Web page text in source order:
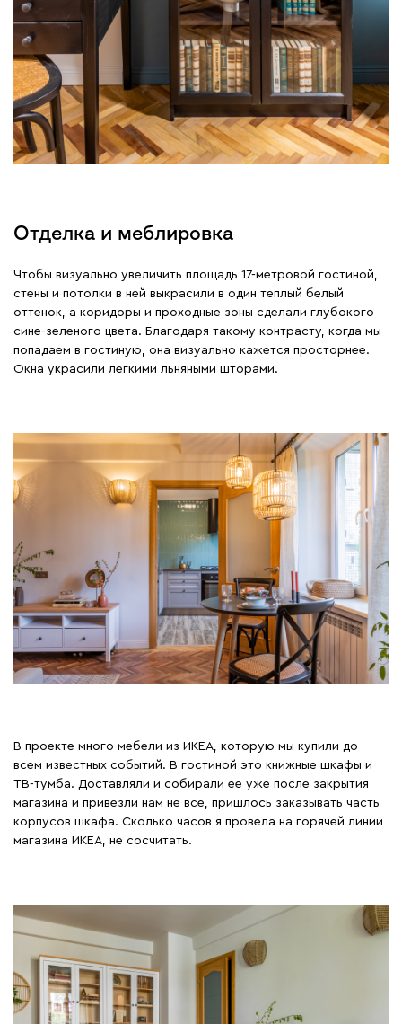
Отделка и меблировка
Чтобы визуально увеличить площадь 17-метровой гостиной,
стены и потолки в ней выкрасили в один теплый белый
оттенок, а коридоры и проходные зоны сделали глубокого
сине-зеленого цвета. Благодаря такому контрасту, когда мы
попадаем в гостиную, она визуально кажется просторнее.
Окна украсили легкими льняными шторами.
В проекте много мебели из ИКЕА, которую мы купили до
всем известных событий. В гостиной это книжные шкафы и
ТВ-тумба. Доставляли и собирали ее уже после закрытия
магазина и привезли нам не все, пришлось заказывать часть
корпусов шкафа. Сколько часов я провела на горячей линии
магазина ИКЕА, не сосчитать.